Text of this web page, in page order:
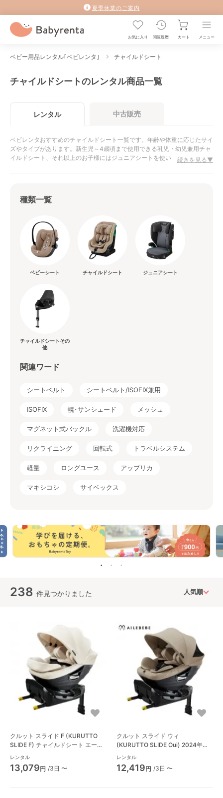
夏季休業のご案内
お気に入り 閲覧履歴 カート メニュー
ベビー用品レンタル｢ベビレンタ｣ チャイルドシート
チャイルドシートのレンタル商品一覧
レンタル 中古販売
ベビレンタおすすめのチャイルドシート一覧です。年齢や体重に応じたサイ
ズやタイプがあります。新生児～4歳頃まで使用できる乳児・幼児兼用チャ
イルドシート、それ以上のお子様にはジュニアシートを使います。ベビーシ
続きを見る▼
種類一覧
ベビーシート チャイルドシート ジュニアシート
チャイルドシートその
他
関連ワード
シートベルト シートベルト/ISOFIX兼用
ISOFIX 幌･サンシェード メッシュ
マグネット式バックル 洗濯機対応
リクライニング 回転式 トラベルシステム
軽量 ロングユース アップリカ
マキシコシ サイベックス
238 件見つかりました
クルット スライド F (KURUTTO
SLIDE F) チャイルドシート エール
ベベ(AILBEBE)
レンタル
13,079円 /3日 〜
クルット スライド ウィ
(KURUTTO SLIDE Oui) 2024年モ
デル チャイルドシート エールベベ
(AILBEBE)
レンタル
12,419円 /3日 〜